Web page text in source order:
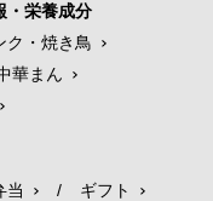
・栄養成分
ク・焼き鳥
華まん
当
/ ギフト